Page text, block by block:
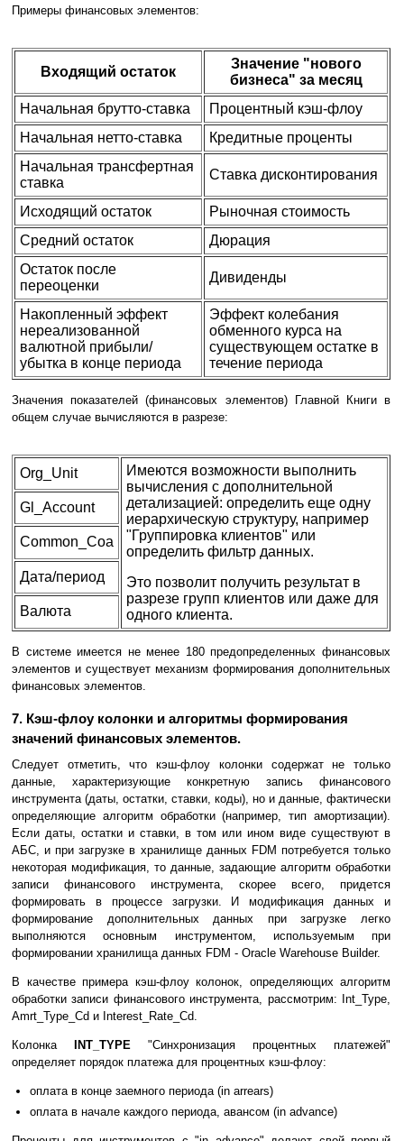
Примеры финансовых элементов:
Входящий остаток
Значение "нового
бизнеса" за месяц
Начальная брутто-ставка
Процентный кэш-флоу
Начальная нетто-ставка
Кредитные проценты
Начальная трансфертная
ставка
Ставка дисконтирования
Исходящий остаток
Рыночная стоимость
Средний остаток
Дюрация
Остаток после
переоценки
Дивиденды
Накопленный эффект
нереализованной
валютной прибыли/
убытка в конце периода
Эффект колебания
обменного курса на
существующем остатке в
течение периода
Значения показателей (финансовых элементов) Главной Книги в
общем случае вычисляются в разрезе:
Org_Unit
Имеются возможности выполнить
вычисления с дополнительной
детализацией: определить еще одну
иерархическую структуру, например
"Группировка клиентов" или
определить фильтр данных.
Это позволит получить результат в
разрезе групп клиентов или даже для
одного клиента.
Gl_Account
Common_Coa
Дата/период
Валюта
В системе имеется не менее 180 предопределенных финансовых
элементов и существует механизм формирования дополнительных
финансовых элементов.
7. Кэш-флоу колонки и алгоритмы формирования
значений финансовых элементов.
Следует отметить, что кэш-флоу колонки содержат не только
данные, характеризующие конкретную запись финансового
инструмента (даты, остатки, ставки, коды), но и данные, фактически
определяющие алгоритм обработки (например, тип амортизации).
Если даты, остатки и ставки, в том или ином виде существуют в
АБС, и при загрузке в хранилище данных FDM потребуется только
некоторая модификация, то данные, задающие алгоритм обработки
записи финансового инструмента, скорее всего, придется
формировать в процессе загрузки. И модификация данных и
формирование дополнительных данных при загрузке легко
выполняются основным инструментом, используемым при
формировании хранилища данных FDM - Oracle Warehouse Builder.
В качестве примера кэш-флоу колонок, определяющих алгоритм
обработки записи финансового инструмента, рассмотрим: Int_Type,
Amrt_Type_Cd и Interest_Rate_Cd.
Колонка INT_TYPE "Синхронизация процентных платежей"
определяет порядок платежа для процентных кэш-флоу:
оплата в конце заемного периода (in arrears)
оплата в начале каждого периода, авансом (in advance)